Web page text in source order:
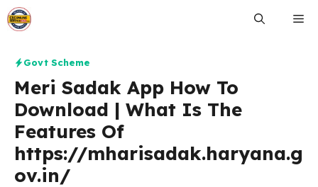
Skip
to
Govt Scheme
Meri Sadak App How To
Download | What Is The
Features Of
https://mharisadak.haryana.g
ov.in/